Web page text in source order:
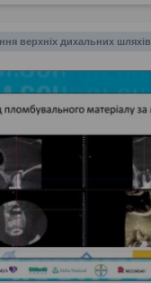
верхніх дихальних шляхів